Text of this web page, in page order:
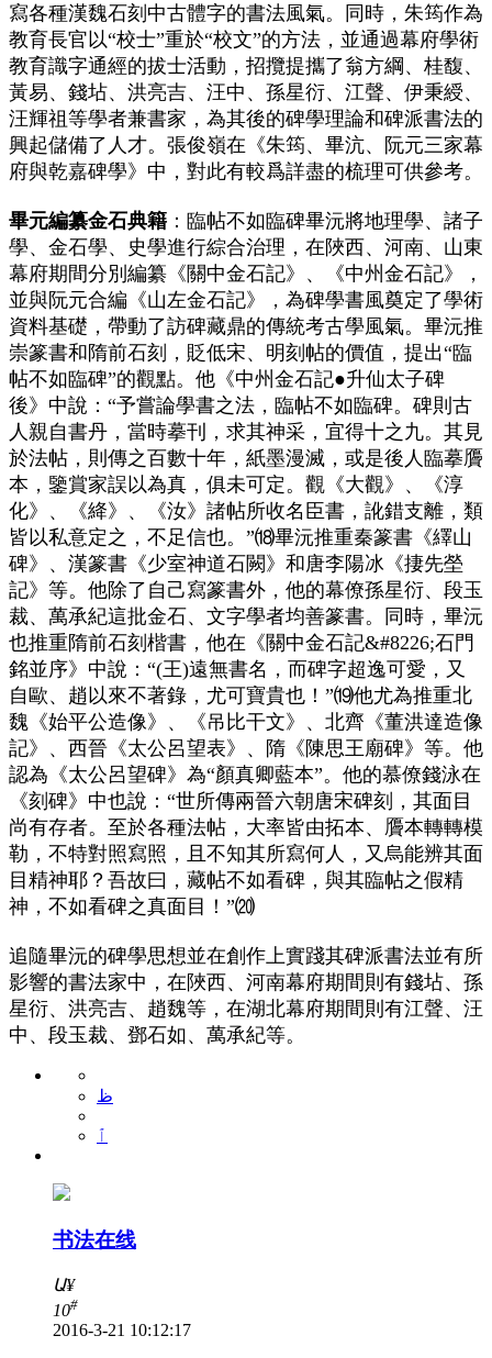
寫各種漢魏石刻中古體字的書法風氣。同時，朱筠作為
教育長官以“校士”重於“校文”的方法，並通過幕府學術
教育識字通經的拔士活動，招攬提攜了翁方綱、桂馥、
黃易、錢坫、洪亮吉、汪中、孫星衍、江聲、伊秉綬、
汪輝祖等學者兼書家，為其後的碑學理論和碑派書法的
興起儲備了人才。張俊嶺在《朱筠、畢沆、阮元三家幕
府與乾嘉碑學》中，對此有較爲詳盡的梳理可供參考。
畢元編纂金石典籍 ：臨帖不如臨碑畢沅將地理學、諸子
學、金石學、史學進行綜合治理，在陜西、河南、山東
幕府期間分別編纂《關中金石記》、《中州金石記》，
並與阮元合編《山左金石記》，為碑學書風奠定了學術
資料基礎，帶動了訪碑藏鼎的傳統考古學風氣。畢沅推
崇篆書和隋前石刻，貶低宋、明刻帖的價值，提出“臨
帖不如臨碑”的觀點。他《中州金石記●升仙太子碑
後》中說：“予嘗論學書之法，臨帖不如臨碑。碑則古
人親自書丹，當時摹刊，求其神采，宜得十之九。其見
於法帖，則傳之百數十年，紙墨漫滅，或是後人臨摹贗
本，鑒賞家誤以為真，俱未可定。觀《大觀》、《淳
化》、《絳》、《汝》諸帖所收名臣書，訛錯支離，類
皆以私意定之，不足信也。”⒅畢沅推重秦篆書《繹山
碑》、漢篆書《少室神道石闕》和唐李陽冰《捿先塋
記》等。他除了自己寫篆書外，他的幕僚孫星衍、段玉
裁、萬承紀這批金石、文字學者均善篆書。同時，畢沅
也推重隋前石刻楷書，他在《關中金石記&#8226;石門
銘並序》中說：“(王)遠無書名，而碑字超逸可愛，又
自歐、趙以來不著錄，尤可寶貴也！”⒆他尤為推重北
魏《始平公造像》、《吊比干文》、北齊《董洪達造像
記》、西晉《太公呂望表》、隋《陳思王廟碑》等。他
認為《太公呂望碑》為“顏真卿藍本”。他的慕僚錢泳在
《刻碑》中也說：“世所傳兩晉六朝唐宋碑刻，其面目
尚有存者。至於各種法帖，大率皆由拓本、贗本轉轉模
勒，不特對照寫照，且不知其所寫何人，又烏能辨其面
目精神耶？吾故曰，藏帖不如看碑，與其臨帖之假精
神，不如看碑之真面目！”⒇
追隨畢沅的碑學思想並在創作上實踐其碑派書法並有所
影響的書法家中，在陜西、河南幕府期間則有錢坫、孫
星衍、洪亮吉、趙魏等，在湖北幕府期間則有江聲、汪
中、段玉裁、鄧石如、萬承紀等。
ظ
ٱ
书法在线
Ա¥
10#
2016-3-21 10:12:17